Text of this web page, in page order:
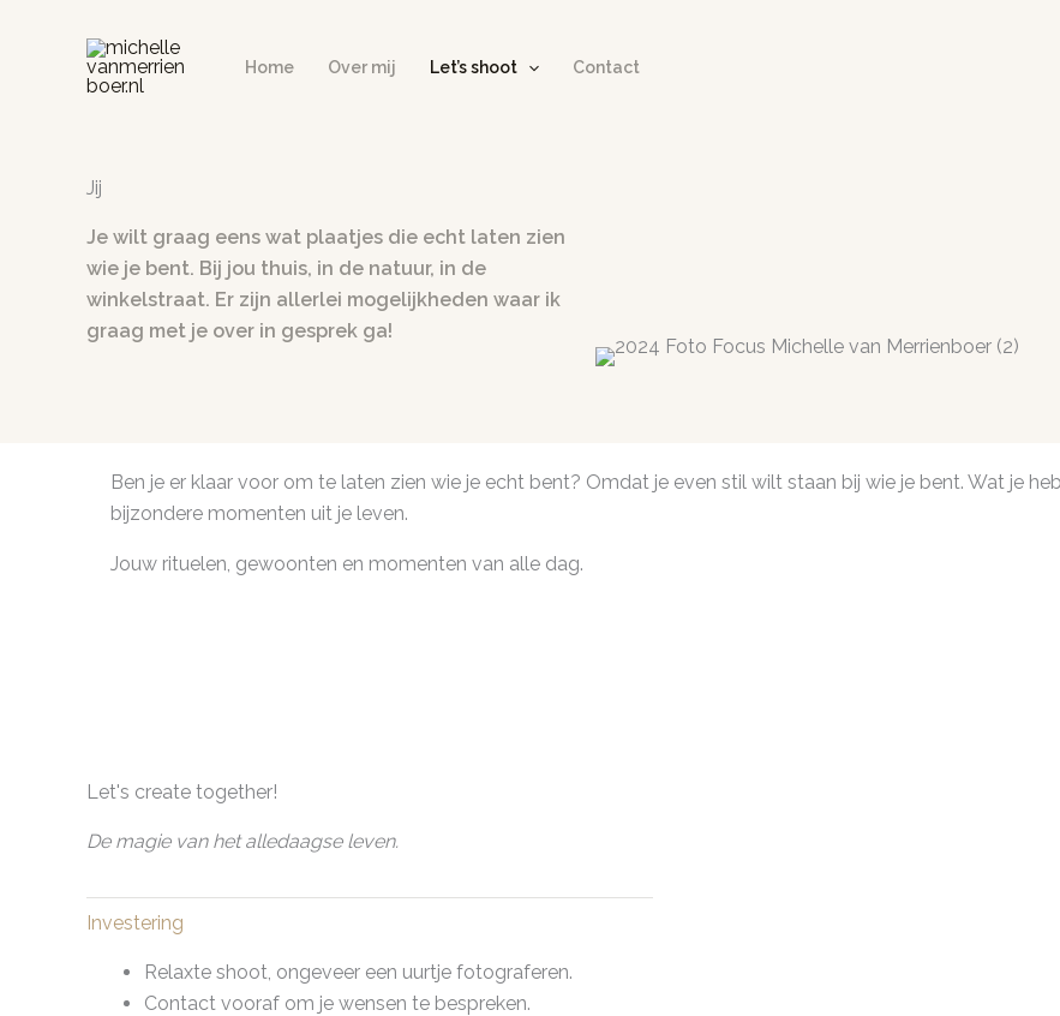
Home Over mij Let’s shoot Contact
Jij
Je wilt graag eens wat plaatjes die echt laten zien
wie je bent. Bij jou thuis, in de natuur, in de
winkelstraat. Er zijn allerlei mogelijkheden waar ik
graag met je over in gesprek ga!
Ben je er klaar voor om te laten zien wie je echt bent? Omdat je even stil wilt staan bij wie je bent. Wat je
bijzondere momenten uit je leven.
Jouw rituelen, gewoonten en momenten van alle dag.
Let's create together!
De magie van het alledaagse leven.
Investering
Relaxte shoot, ongeveer een uurtje fotograferen.
Contact vooraf om je wensen te bespreken.